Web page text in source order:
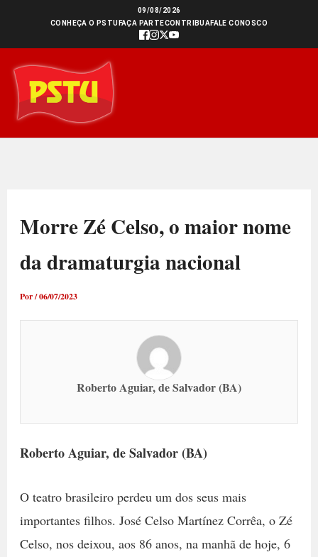
conteúdo
09/08/2026
CONHEÇA O PSTU FAÇA PARTECONTRIBUAFALE CONOSCO
Morre Zé Celso, o maior nome
da dramaturgia nacional
Por/06/07/2023
Roberto Aguiar, de Salvador (BA)
Roberto Aguiar, de Salvador (BA)
O teatro brasileiro perdeu um dos seus mais
importantes filhos. José Celso Martínez Corrêa, o Zé
Celso, nos deixou, aos 86 anos, na manhã de hoje, 6